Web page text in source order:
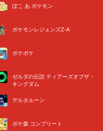
ぽこ あ ポケモン
ポケモンレジェンズZ-A
ポケポケ
ゼルダの伝説 ティアーズオブザ・
キングダム
デルタルーン
ポケ森 コンプリート